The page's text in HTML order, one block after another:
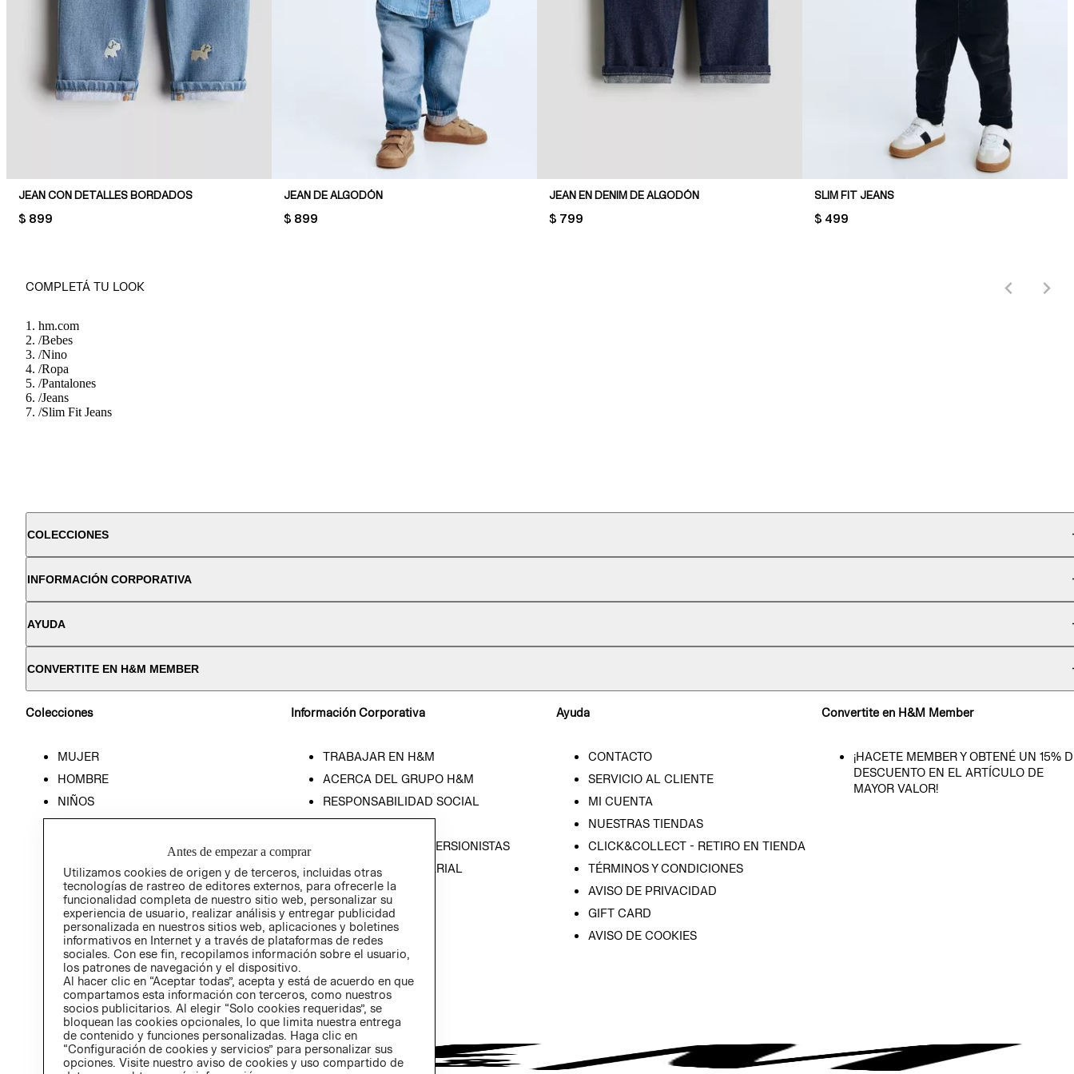
JEAN CON DETALLES BORDADOS
PRICE:
$ 899
JEAN DE ALGODÓN
PRICE:
$ 899
JEAN EN DENIM DE ALGODÓN
PRICE:
$ 799
SLIM FIT JEANS
PRICE:
$ 499
COMPLETÁ TU LOOK
hm.com
/Bebes
/Nino
/Ropa
/Pantalones
/Jeans
/Slim Fit Jeans
COLECCIONES
INFORMACIÓN CORPORATIVA
AYUDA
CONVERTITE EN H&M MEMBER
Colecciones
MUJER
HOMBRE
NIÑOS
HOME
Información Corporativa
TRABAJAR EN H&M
ACERCA DEL GRUPO H&M
RESPONSABILIDAD SOCIAL
PRENSA
RELACIÓN CON INVERSIONISTAS
POLÍTICA EMPRESARIAL
Ayuda
CONTACTO
SERVICIO AL CLIENTE
MI CUENTA
NUESTRAS TIENDAS
CLICK&COLLECT - RETIRO EN TIENDA
TÉRMINOS Y CONDICIONES
AVISO DE PRIVACIDAD
GIFT CARD
AVISO DE COOKIES
Convertite en H&M Member
¡HACETE MEMBER Y OBTENÉ UN 15%
DESCUENTO EN EL ARTÍCULO DE
MAYOR VALOR!
Antes de empezar a comprar
Utilizamos cookies de origen y de terceros, incluidas otras
tecnologías de rastreo de editores externos, para ofrecerle la
funcionalidad completa de nuestro sitio web, personalizar su
experiencia de usuario, realizar análisis y entregar publicidad
personalizada en nuestros sitios web, aplicaciones y boletines
informativos en Internet y a través de plataformas de redes
sociales. Con ese fin, recopilamos información sobre el usuario,
los patrones de navegación y el dispositivo.
Al hacer clic en “Aceptar todas”, acepta y está de acuerdo en que
compartamos esta información con terceros, como nuestros
socios publicitarios. Al elegir “Solo cookies requeridas”, se
bloquean las cookies opcionales, lo que limita nuestra entrega
de contenido y funciones personalizadas. Haga clic en
“Configuración de cookies y servicios” para personalizar sus
opciones. Visite nuestro aviso de cookies y uso compartido de